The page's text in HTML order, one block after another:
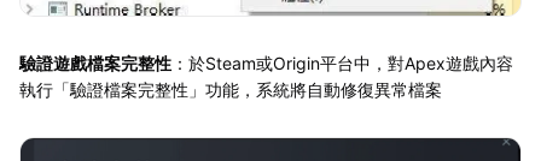
驗證遊戲檔案完整性 ：於Steam或Origin平台中，對Apex遊戲內容
執行「驗證檔案完整性」功能，系統將自動修復異常檔案